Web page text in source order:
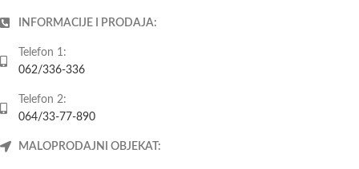
INFORMACIJE I PRODAJA:
Telefon 1:
062/336-336
Telefon 2:
064/33-77-890
MALOPRODAJNI OBJEKAT: